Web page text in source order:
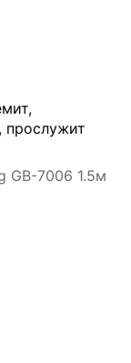
прослужит
GB-7006 1.5м